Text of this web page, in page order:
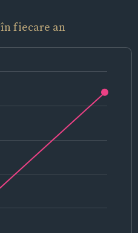
în fiecare an